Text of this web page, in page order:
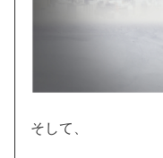
そして、